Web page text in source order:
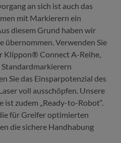
an sich ist auch das
mit Markierern ein
diesem Grund haben wir
übernommen. Verwenden Sie
Klippon® Connect A-Reihe,
Sie das Einsparpotenzial des
voll ausschöpfen. Unsere
zudem „Ready-to-Robot“.
für Greifer optimierten
die sichere Handhabung